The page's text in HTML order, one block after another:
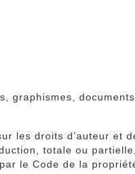
graphismes,
les droits d’auteur
totale ou
le Code de la